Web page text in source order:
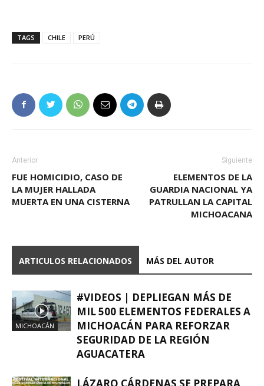
TAGS CHILE PERÚ
Anterior
FUE HOMICIDIO, CASO DE
LA MUJER HALLADA
MUERTA EN UNA CISTERNA
Siguiente
ELEMENTOS DE LA
GUARDIA NACIONAL YA
PATRULLAN LA CAPITAL
MICHOACANA
ARTICULOS RELACIONADOS MÁS DEL AUTOR
MICHOACÁN
#VIDEOS | DEPLIEGAN MÁS DE
MIL 500 ELEMENTOS FEDERALES A
MICHOACÁN PARA REFORZAR
SEGURIDAD DE LA REGIÓN
AGUACATERA